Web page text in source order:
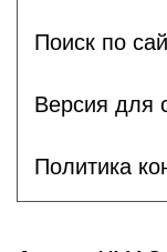
Поиск по
Версия для
Политика